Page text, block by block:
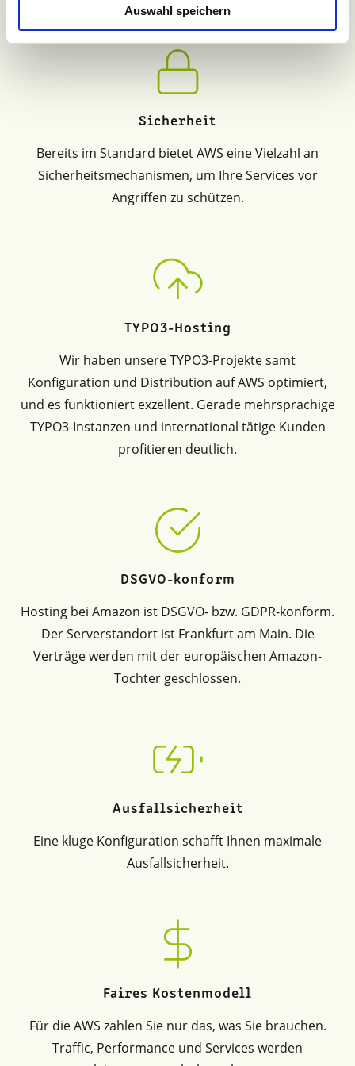
Auswahl speichern
Sicherheit
Bereits im Standard bietet AWS eine Vielzahl an
Sicherheitsmechanismen, um Ihre Services vor
Angriffen zu schützen.
TYPO3-Hosting
Wir haben unsere TYPO3-Projekte samt
Konfiguration und Distribution auf AWS optimiert,
und es funktioniert exzellent. Gerade mehrsprachige
TYPO3-Instanzen und international tätige Kunden
profitieren deutlich.
DSGVO-konform
Hosting bei Amazon ist DSGVO- bzw. GDPR-konform.
Der Serverstandort ist Frankfurt am Main. Die
Verträge werden mit der europäischen Amazon-
Tochter geschlossen.
Ausfallsicherheit
Eine kluge Konfiguration schafft Ihnen maximale
Ausfallsicherheit.
Faires Kostenmodell
Für die AWS zahlen Sie nur das, was Sie brauchen.
Traffic, Performance und Services werden